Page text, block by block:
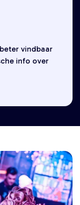
vindbaar
info over